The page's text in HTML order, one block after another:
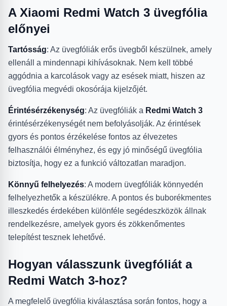
A Xiaomi Redmi Watch 3 üvegfólia
előnyei
Tartósság: Az üvegfóliák erős üvegből készülnek, amely
ellenáll a mindennapi kihívásoknak. Nem kell többé
aggódnia a karcolások vagy az esések miatt, hiszen az
üvegfólia megvédi okosórája kijelzőjét.
Érintésérzékenység: Az üvegfóliák a Redmi Watch 3
érintésérzékenységét nem befolyásolják. Az érintések
gyors és pontos érzékelése fontos az élvezetes
felhasználói élményhez, és egy jó minőségű üvegfólia
biztosítja, hogy ez a funkció változatlan maradjon.
Könnyű felhelyezés: A modern üvegfóliák könnyedén
felhelyezhetők a készülékre. A pontos és buborékmentes
illeszkedés érdekében különféle segédeszközök állnak
rendelkezésre, amelyek gyors és zökkenőmentes
telepítést tesznek lehetővé.
Hogyan válasszunk üvegfóliát a
Redmi Watch 3-hoz?
A megfelelő üvegfólia kiválasztása során fontos, hogy a